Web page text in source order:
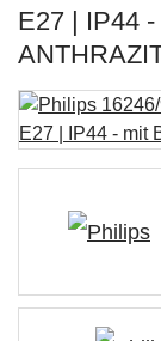
27 | IP44 -
NTHRAZIT